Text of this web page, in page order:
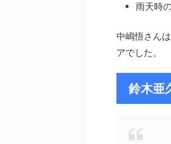
雨天時
中嶋悟さん
アでした。
鈴木亜